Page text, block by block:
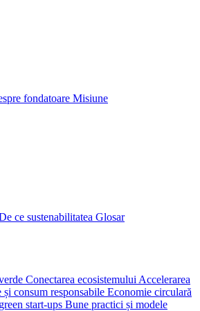
fondatoare Misiune
ce sustenabilitatea Glosar
Conectarea ecosistemului Accelerarea
și consum responsabile Economie circulară
start-ups Bune practici și modele